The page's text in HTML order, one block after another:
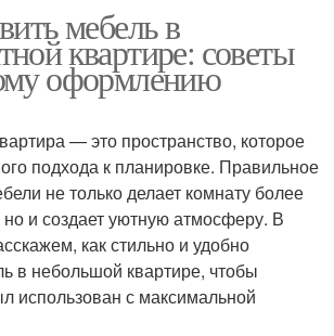
мебель в
квартире: советы
оформлению
— это пространство, которое
подхода к планировке. Правильное
не только делает комнату более
и создает уютную атмосферу. В
как стильно и удобно
в небольшой квартире, чтобы
использован с максимальной